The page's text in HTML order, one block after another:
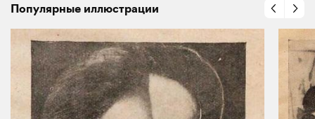
Популярные иллюстрации